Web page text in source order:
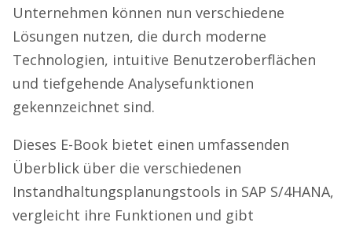
Unternehmen können nun verschiedene
Lösungen nutzen, die durch moderne
Technologien, intuitive Benutzeroberflächen
und tiefgehende Analysefunktionen
gekennzeichnet sind.
Dieses E-Book bietet einen umfassenden
Überblick über die verschiedenen
Instandhaltungsplanungstools in SAP S/4HANA,
vergleicht ihre Funktionen und gibt